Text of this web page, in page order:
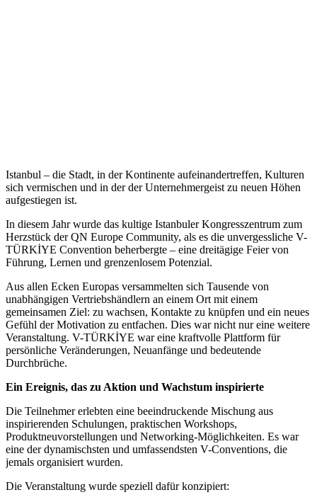
Istanbul – die Stadt, in der Kontinente aufeinandertreffen, Kulturen
sich vermischen und in der der Unternehmergeist zu neuen Höhen
aufgestiegen ist.
In diesem Jahr wurde das kultige Istanbuler Kongresszentrum zum
Herzstück der QN Europe Community, als es die unvergessliche V-
TÜRKİYE Convention beherbergte – eine dreitägige Feier von
Führung, Lernen und grenzenlosem Potenzial.
Aus allen Ecken Europas versammelten sich Tausende von
unabhängigen Vertriebshändlern an einem Ort mit einem
gemeinsamen Ziel: zu wachsen, Kontakte zu knüpfen und ein neues
Gefühl der Motivation zu entfachen. Dies war nicht nur eine weitere
Veranstaltung. V-TÜRKİYE war eine kraftvolle Plattform für
persönliche Veränderungen, Neuanfänge und bedeutende
Durchbrüche.
Ein Ereignis, das zu Aktion und Wachstum inspirierte
Die Teilnehmer erlebten eine beeindruckende Mischung aus
inspirierenden Schulungen, praktischen Workshops,
Produktneuvorstellungen und Networking-Möglichkeiten. Es war
eine der dynamischsten und umfassendsten V-Conventions, die
jemals organisiert wurden.
Die Veranstaltung wurde speziell dafür konzipiert: